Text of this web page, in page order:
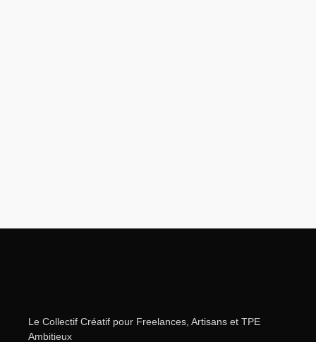
Le Collectif Créatif pour Freelances, Artisans et TPE
Ambitieux